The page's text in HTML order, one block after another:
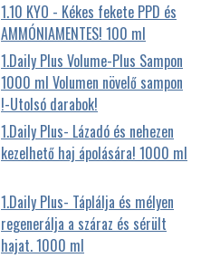
1.10 KYO - Kékes fekete PPD és
AMMÓNIAMENTES! 100 ml
1.Daily Plus Volume-Plus Sampon
1000 ml Volumen növelő sampon
!-Utolsó darabok!
1.Daily Plus- Lázadó és nehezen
kezelhető haj ápolására! 1000 ml
1.Daily Plus- Táplálja és mélyen
regenerálja a száraz és sérült
hajat. 1000 ml